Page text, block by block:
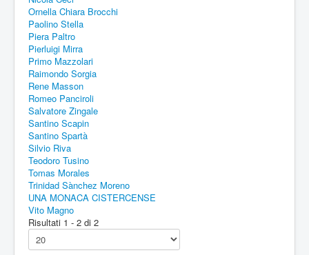
Ornella Chiara Brocchi
Paolino Stella
Piera Paltro
Pierluigi Mirra
Primo Mazzolari
Raimondo Sorgia
Rene Masson
Romeo Panciroli
Salvatore Zingale
Santino Scapin
Santino Spartà
Silvio Riva
Teodoro Tusino
Tomas Morales
Trinidad Sànchez Moreno
UNA MONACA CISTERCENSE
Vito Magno
Risultati 1 - 2 di 2